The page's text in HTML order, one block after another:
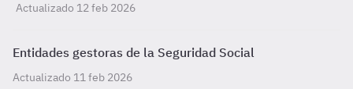
Actualizado 12 feb 2026
Entidades gestoras de la Seguridad Social
Actualizado 11 feb 2026